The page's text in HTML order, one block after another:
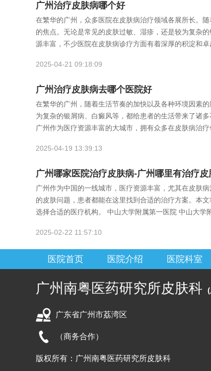
广州治疗皮肤病哪个好
在繁华的广州，众多医院在皮肤病治疗领域各展所长。
的焦点。无论是常见的皮肤过敏、湿疹，还是较为复杂
源丰富，不少医院在皮肤病诊疗方面有着深厚的积淀和
2025-04-21 09:18:09
广州治疗皮肤病去哪个医院好
在繁华的广州，随着生活节奏的加快以及各种环境因素
为复杂的银屑病、白癜风等，都给患者的生活带来了诸
广州作为医疗资源丰富的大城市，拥有众多在皮肤病治
2025-04-19 13:39:13
广州哪家医院治疗皮肤病-广州哪里有治疗
广州作为中国的一线城市，医疗资源丰富，尤其在皮肤
的皮肤问题，患者都能在这里找到合适的治疗方案。本
选择合适的医疗机构。 中山大学附属第一医院 中山大学
2025-02-22 11:57:10
医院首页 医院介绍 医院科室
广州南粤医药研究所皮肤科
广东省广州市荔湾区
（商务合作）
版权所有：广州南粤医药研究所皮肤科